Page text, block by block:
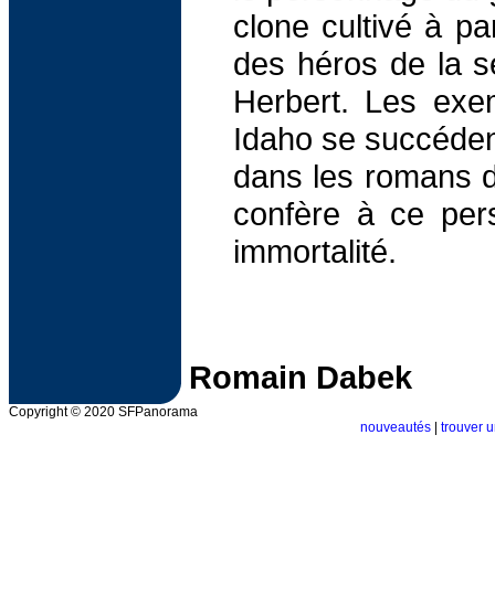
clone cultivé à
des héros de la
Herbert. Les
Idaho se
dans les romans
confère à ce
immortalité.
Romain Dabek
Copyright © 2020 SFPanorama
nouveautés
trouver